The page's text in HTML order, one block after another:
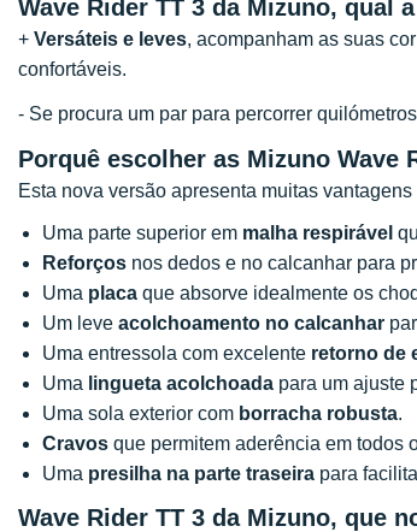
Wave Rider TT 3 da Mizuno, qual
+ Versáteis e leves, acompanham as suas
confortáveis.
- Se procura um par para percorrer
Porquê escolher as Mizuno Wave
Esta nova versão apresenta muitas vantagens
Uma parte superior em malha respirável
Reforços nos dedos e no calcanhar para
Uma placa que absorve idealmente os
Um leve acolchoamento no calcanhar
Uma entressola com excelente retorno de
Uma lingueta acolchoada para um ajuste
Uma sola exterior com borracha robusta.
Cravos que permitem aderência em todos
Uma presilha na parte traseira para
Wave Rider TT 3 da Mizuno, que